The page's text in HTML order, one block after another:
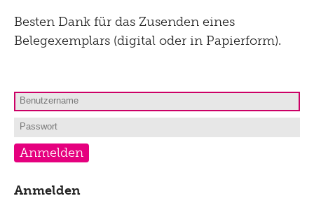
Kultur Inklusiv
Menu
Picknick
Kontakt
Late Thursday Menu
Shop
Besten Dank für das Zusenden eines
Belegexemplars (digital oder in Papierform).
Anmelden